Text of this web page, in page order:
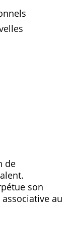
de
son
associative au